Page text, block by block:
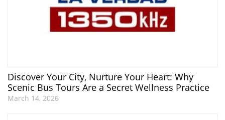
Discover Your City, Nurture Your Heart: Why
Scenic Bus Tours Are a Secret Wellness Practice
March 14, 2026